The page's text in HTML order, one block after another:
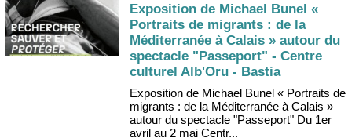
Exposition de Michael Bunel «
Portraits de migrants : de la
Méditerranée à Calais » autour du
spectacle "Passeport" - Centre
culturel Alb'Oru - Bastia
Exposition de Michael Bunel « Portraits de
migrants : de la Méditerranée à Calais »
autour du spectacle "Passeport" Du 1er
avril au 2 mai Centr...